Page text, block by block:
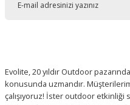
Evolite, 20 yıldır Outdoor
konusunda uzmandır.
çalışıyoruz! İster outdoor